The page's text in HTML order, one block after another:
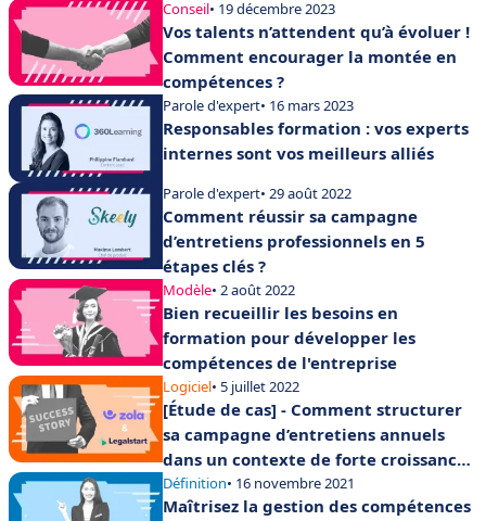
Conseil• 19 décembre 2023
Vos talents n’attendent qu’à évoluer !
Comment encourager la montée en
compétences ?
Parole d'expert• 16 mars 2023
Responsables formation : vos experts
internes sont vos meilleurs alliés
Parole d'expert• 29 août 2022
Comment réussir sa campagne
d’entretiens professionnels en 5
étapes clés ?
Modèle• 2 août 2022
Bien recueillir les besoins en
formation pour développer les
compétences de l'entreprise
Logiciel• 5 juillet 2022
[Étude de cas] - Comment structurer
sa campagne d’entretiens annuels
dans un contexte de forte croissance
?
Définition• 16 novembre 2021
Maîtrisez la gestion des compétences